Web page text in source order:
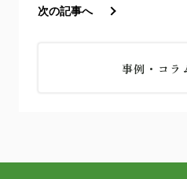
次の記事へ
事例・コラ